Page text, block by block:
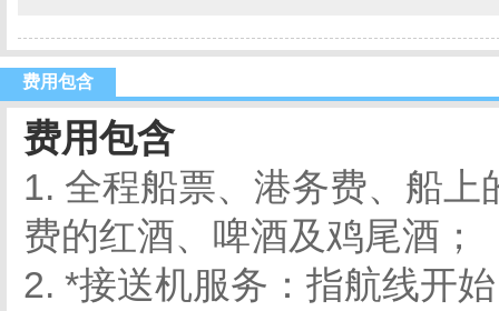
费用包含
费用包含
1. 全程船票、港务费、船
费的红酒、啤酒及鸡尾酒；
2. *接送机服务：指航线开